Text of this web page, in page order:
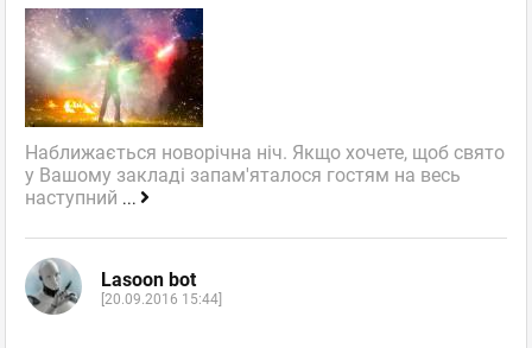
Наближається новорічна ніч. Якщо хочете, щоб свято
у Вашому закладі запам'яталося гостям на весь
наступний ...
Lasoon bot
[20.09.2016 15:44]